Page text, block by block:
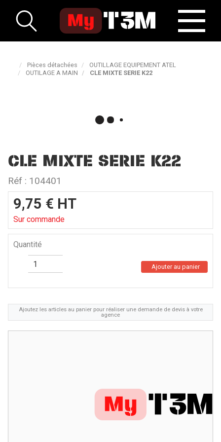
Pièces détachées
OUTILLAGE EQUIPEMENT ATEL
OUTILAGE A MAIN
CLE MIXTE SERIE K22
CLE MIXTE SERIE K22
Réf : 104401
Ajoutez les articles au panier pour réaliser une demande de devis à votre
agence
9,75 € HT
Sur commande
Quantité
Ajouter au panier